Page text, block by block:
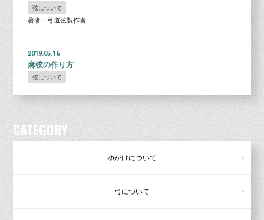
弦について
著者：弓道弦製作者
2019.05.16
麻弦の作り方
弦について
CATEGORY
ゆがけについて
弓について